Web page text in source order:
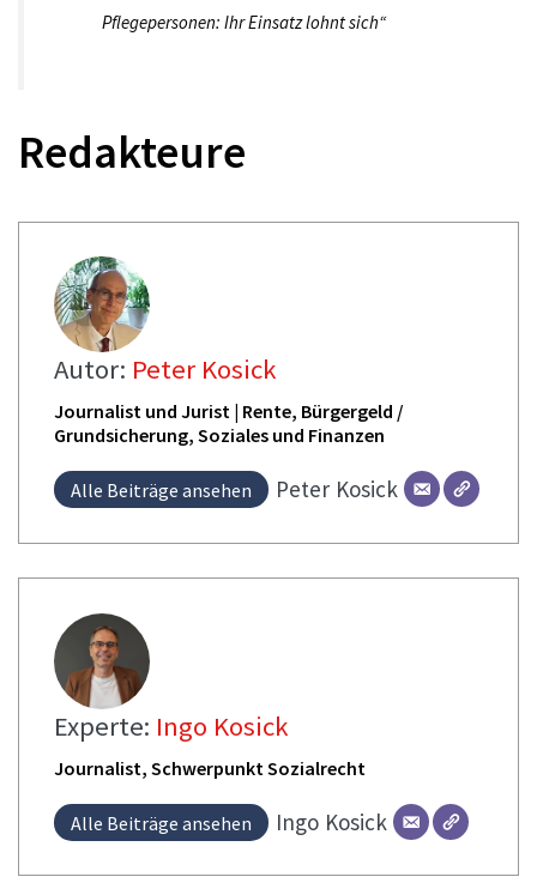
Pflegepersonen: Ihr Einsatz lohnt sich“
Redakteure
Autor: Peter Kosick
Journalist und Jurist | Rente, Bürgergeld /
Grundsicherung, Soziales und Finanzen
Alle Beiträge ansehen Peter Kosick
Experte: Ingo Kosick
Journalist, Schwerpunkt Sozialrecht
Alle Beiträge ansehen Ingo Kosick